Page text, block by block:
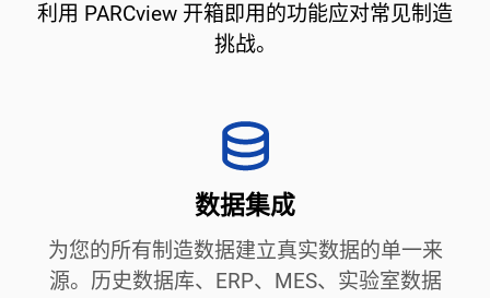
利用 PARCview 开箱即用的功能应对常见制造
挑战。
数据集成
为您的所有制造数据建立真实数据的单一来
源。历史数据库、ERP、MES、实验室数据